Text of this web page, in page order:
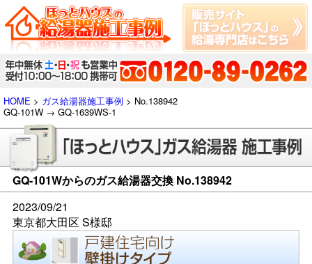
HOME > ガス給湯器施工事例 > No.138942
GQ-101W → GQ-1639WS-1
GQ-101Wからのガス給湯器交換 No.138942
2023/09/21
東京都大田区 S様邸